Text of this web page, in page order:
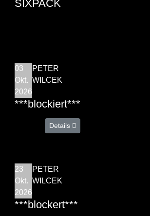
SIXPACK
03
Okt.
2026
PETER
WILCEK
***blockiert***
Details
23
Okt.
2026
PETER
WILCEK
***blockert***